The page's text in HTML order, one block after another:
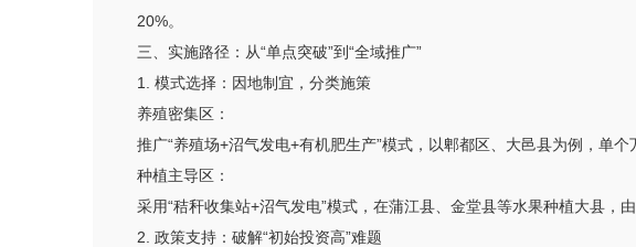
20%。
三、实施路径：从“单点突破”到“全域推广”
1. 模式选择：因地制宜，分类施策
养殖密集区：
推广“养殖场+沼气发电+有机肥生产”模式，以郫都区、大邑县为例，单
种植主导区：
采用“秸秆收集站+沼气发电”模式，在蒲江县、金堂县等水果种植大县，
2. 政策支持：破解“初始投资高”难题